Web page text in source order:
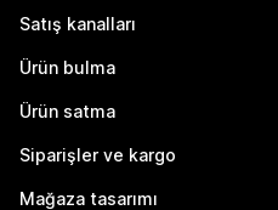
Satış kanalları
Ürün bulma
Ürün satma
Siparişler ve kargo
Mağaza tasarımı